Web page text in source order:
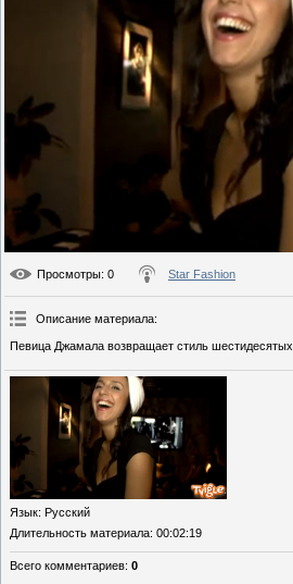
Просмотры: 0 Star Fashion
Описание материала:
Певица Джамала возвращает стиль шестидесятых.
Язык: Русский
Длительность материала: 00:02:19
Всего комментариев: 0